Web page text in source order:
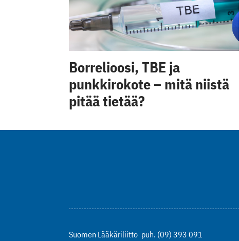
Borrelioosi, TBE ja
punkkirokote – mitä niistä
pitää tietää?
Suomen Lääkäriliitto puh. (09) 393 091